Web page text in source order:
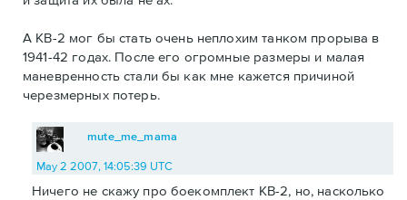
А КВ-2 мог бы стать очень неплохим танком прорыва в
1941-42 годах. После его огромные размеры и малая
маневренность стали бы как мне кажется причиной
черезмерных потерь.
mute_me_mama
May 2 2007, 14:05:39 UTC
Ничего не скажу про боекомплект КВ-2, но, насколько